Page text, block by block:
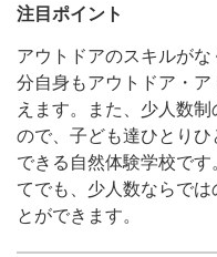
注目ポイント
アウトドアのスキルが
分自身もアウトドア・
えます。また、少人数
ので、子ども達ひとり
できる自然体験学校で
てでも、少人数ならで
とができます。